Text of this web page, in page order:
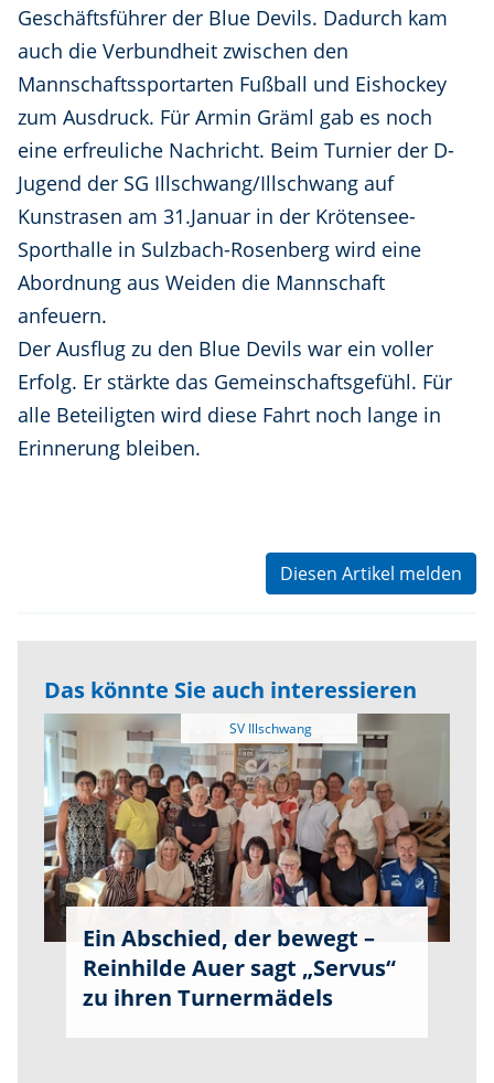
Geschäftsführer der Blue Devils. Dadurch kam
auch die Verbundheit zwischen den
Mannschaftssportarten Fußball und Eishockey
zum Ausdruck. Für Armin Gräml gab es noch
eine erfreuliche Nachricht. Beim Turnier der D-
Jugend der SG Illschwang/Illschwang auf
Kunstrasen am 31.Januar in der Krötensee-
Sporthalle in Sulzbach-Rosenberg wird eine
Abordnung aus Weiden die Mannschaft
anfeuern.
Der Ausflug zu den Blue Devils war ein voller
Erfolg. Er stärkte das Gemeinschaftsgefühl. Für
alle Beteiligten wird diese Fahrt noch lange in
Erinnerung bleiben.
Diesen Artikel melden
Das könnte Sie auch interessieren
Ein Abschied, der bewegt –
Reinhilde Auer sagt „Servus“
zu ihren Turnermädels